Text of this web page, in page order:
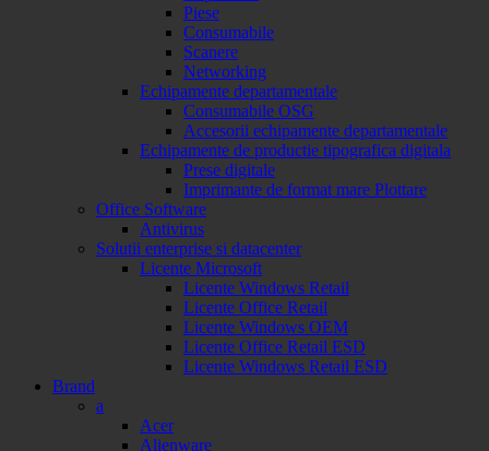
Piese
Consumabile
Scanere
Networking
Echipamente departamentale
Consumabile OSG
Accesorii echipamente departamentale
Echipamente de productie tipografica digitala
Prese digitale
Imprimante de format mare Plottare
Office Software
Antivirus
Solutii enterprise si datacenter
Licente Microsoft
Licente Windows Retail
Licente Office Retail
Licente Windows OEM
Licente Office Retail ESD
Licente Windows Retail ESD
Brand
a
Acer
Alienware